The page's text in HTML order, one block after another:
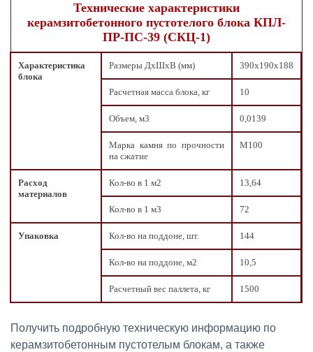
Технические характеристики
керамзитобетонного пустотелого блока КПЛ-
ПР-ПС-39 (СКЦ-1)
Характеристика
блока
Размеры ДxШxВ (мм) 390х190х188
Расчетная масса блока, кг 10
Объем, м3 0,0139
Марка камня по прочности
на сжатие
М100
Расход
материалов
Кол-во в 1 м2 13,64
Кол-во в 1 м3 72
Упаковка Кол-во на поддоне, шт. 144
Кол-во на поддоне, м2 10,5
Расчетный вес паллета, кг 1500
Получить подробную техническую информацию по
керамзитобетонным пустотелым блокам, а также